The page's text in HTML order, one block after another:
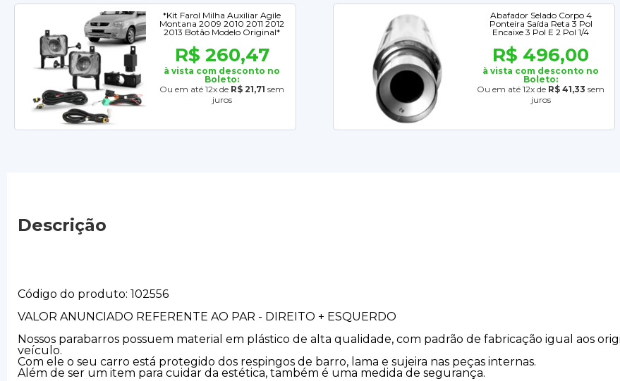
*Kit Farol Milha Auxiliar Agile
Montana 2009 2010 2011 2012
2013 Botão Modelo Original*
R$ 260,47
à vista com desconto no
Boleto:
Ou em até 12x de R$ 21,71 sem
juros
Abafador Selado Corpo 4
Ponteira Saída Reta 3 Pol
Encaixe 3 Pol E 2 Pol 1/4
R$ 496,00
à vista com desconto no
Boleto:
Ou em até 12x de R$ 41,33 sem
juros
Descrição
Código do produto: 102556
VALOR ANUNCIADO REFERENTE AO PAR - DIREITO + ESQUERDO
Nossos parabarros possuem material em plástico de alta qualidade, com padrão de fabricação igual aos
veículo.
Com ele o seu carro está protegido dos respingos de barro, lama e sujeira nas peças internas.
Além de ser um item para cuidar da estética, também é uma medida de segurança.